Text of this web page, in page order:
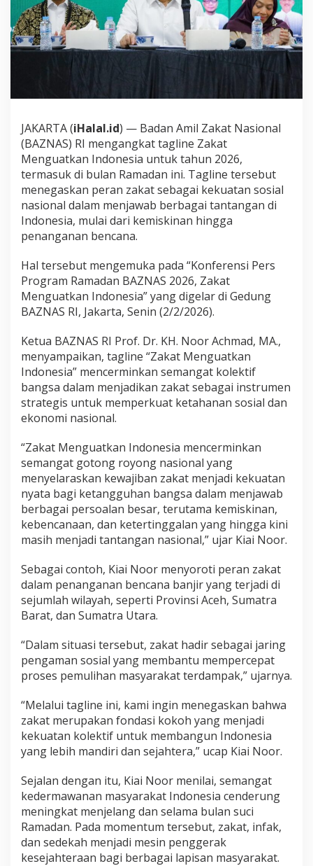
a
m
p
e
a
n
T
a
g
l
i
n
e
“
a
k
a
t
M
n
g
u
a
t
k
a
n
n
d
o
e
s
i
a
JAKARTA (iHalal.id) — Badan Amil Zakat Nasional
(BAZNAS) RI mengangkat tagline Zakat
Menguatkan Indonesia untuk tahun 2026,
termasuk di bulan Ramadan ini. Tagline tersebut
menegaskan peran zakat sebagai kekuatan sosial
nasional dalam menjawab berbagai tantangan di
Indonesia, mulai dari kemiskinan hingga
penanganan bencana.
Hal tersebut mengemuka pada “Konferensi Pers
Program Ramadan BAZNAS 2026, Zakat
Menguatkan Indonesia” yang digelar di Gedung
BAZNAS RI, Jakarta, Senin (2/2/2026).
Ketua BAZNAS RI Prof. Dr. KH. Noor Achmad, MA.,
menyampaikan, tagline “Zakat Menguatkan
Indonesia” mencerminkan semangat kolektif
bangsa dalam menjadikan zakat sebagai instrumen
strategis untuk memperkuat ketahanan sosial dan
ekonomi nasional.
“Zakat Menguatkan Indonesia mencerminkan
semangat gotong royong nasional yang
menyelaraskan kewajiban zakat menjadi kekuatan
nyata bagi ketangguhan bangsa dalam menjawab
berbagai persoalan besar, terutama kemiskinan,
kebencanaan, dan ketertinggalan yang hingga kini
masih menjadi tantangan nasional,” ujar Kiai Noor.
Sebagai contoh, Kiai Noor menyoroti peran zakat
dalam penanganan bencana banjir yang terjadi di
sejumlah wilayah, seperti Provinsi Aceh, Sumatra
Barat, dan Sumatra Utara.
“Dalam situasi tersebut, zakat hadir sebagai jaring
pengaman sosial yang membantu mempercepat
proses pemulihan masyarakat terdampak,” ujarnya.
“Melalui tagline ini, kami ingin menegaskan bahwa
zakat merupakan fondasi kokoh yang menjadi
kekuatan kolektif untuk membangun Indonesia
yang lebih mandiri dan sejahtera,” ucap Kiai Noor.
Sejalan dengan itu, Kiai Noor menilai, semangat
kedermawanan masyarakat Indonesia cenderung
meningkat menjelang dan selama bulan suci
Ramadan. Pada momentum tersebut, zakat, infak,
dan sedekah menjadi mesin penggerak
kesejahteraan bagi berbagai lapisan masyarakat.